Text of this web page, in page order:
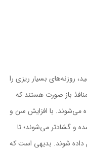
روزنه‌های بسیار ریزی را
باز صورت هستند که
‌می‌شوند. با افزایش سن و
و گشادتر ‌می‌شوند؛ تا
شوند. بدیهی است که